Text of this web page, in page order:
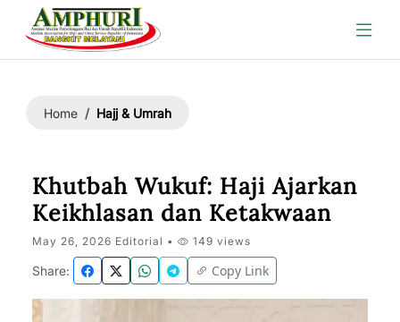
Home Hajj & Umrah
Khutbah Wukuf: Haji Ajarkan
Keikhlasan dan Ketakwaan
May 26, 2026 Editorial • 149 views
Share: Copy Link